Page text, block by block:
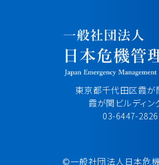
東京都千代田区霞が
霞が関ビルディン
03-6447-2826
©一般社団法人日本危